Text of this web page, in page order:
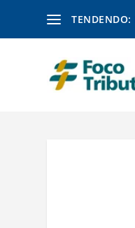
TENDENDO: